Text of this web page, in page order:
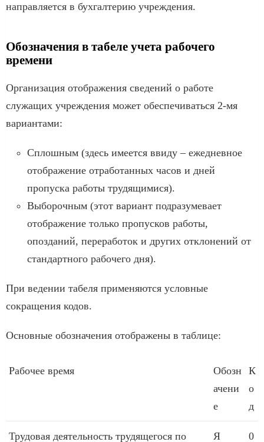
направляется в бухгалтерию учреждения.
Обозначения в табеле учета рабочего
времени
Организация отображения сведений о работе
служащих учреждения может обеспечиваться 2-мя
вариантами:
Сплошным (здесь имеется ввиду – ежедневное
отображение отработанных часов и дней
пропуска работы трудящимися).
Выборочным (этот вариант подразумевает
отображение только пропусков работы,
опозданий, переработок и других отклонений от
стандартного рабочего дня).
При ведении табеля применяются условные
сокращения кодов.
Основные обозначения отображены в таблице:
Рабочее время
Обозн
ачени
е
К
о
д
Трудовая деятельность трудящегося по Я 0